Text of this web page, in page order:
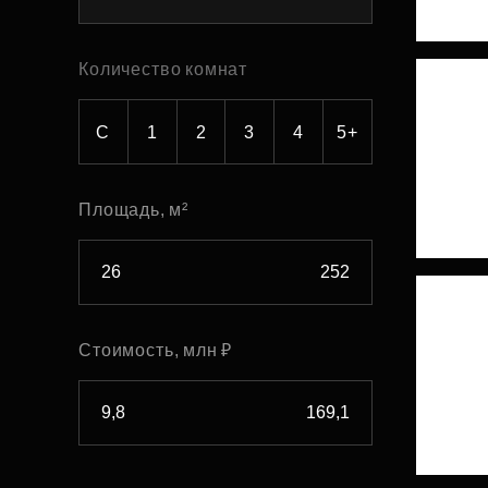
Рефинансирование
Количество комнат
С 1 2 3 4 5+
Площадь, м²
Стоимость, млн ₽